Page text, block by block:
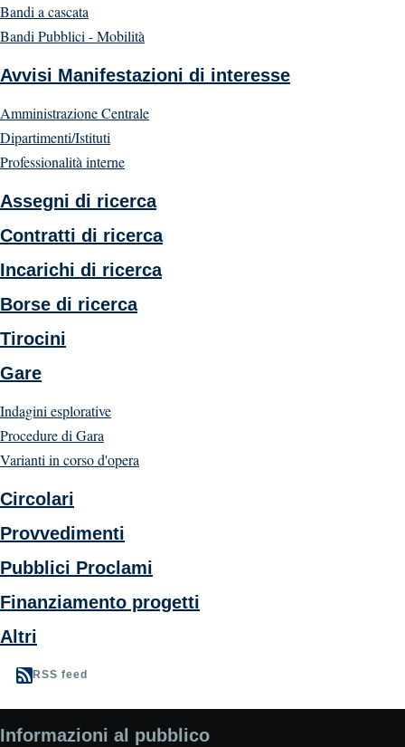
Bandi a cascata
Bandi Pubblici - Mobilità
Avvisi Manifestazioni di interesse
Amministrazione Centrale
Dipartimenti/Istituti
Professionalità interne
Assegni di ricerca
Contratti di ricerca
Incarichi di ricerca
Borse di ricerca
Tirocini
Gare
Indagini esplorative
Procedure di Gara
Varianti in corso d'opera
Circolari
Provvedimenti
Pubblici Proclami
Finanziamento progetti
Altri
RSS feed
Informazioni al pubblico